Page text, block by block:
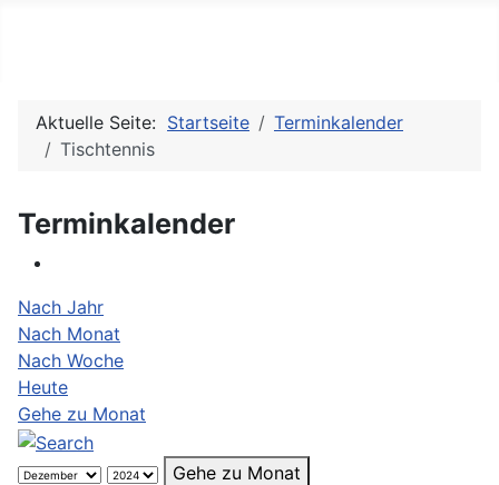
Aktuelle Seite: Startseite
Terminkalender
Tischtennis
Terminkalender
Nach Jahr
Nach Monat
Nach Woche
Heute
Gehe zu Monat
Gehe zu Monat